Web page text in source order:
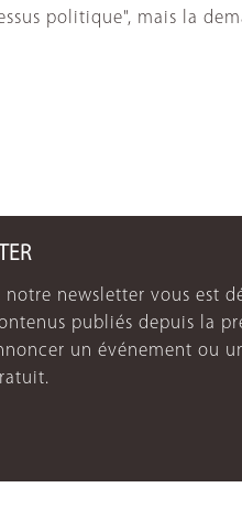
politique", mais la
newsletter vous est
publiés depuis la
un événement ou